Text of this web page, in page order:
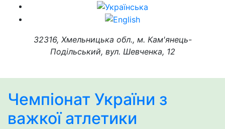
32316, Хмельницька обл., м. Кам'янець-
Подільський, вул. Шевченка, 12
Чемпіонат України з
важкої атлетики